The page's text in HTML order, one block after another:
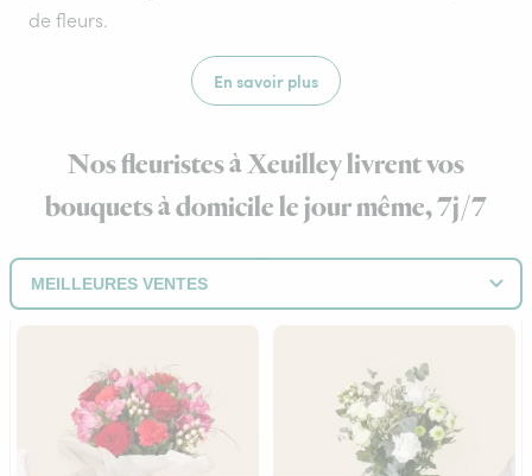
de fleurs.
En savoir plus
Nos fleuristes à Xeuilley livrent vos
bouquets à domicile le jour même, 7j/7